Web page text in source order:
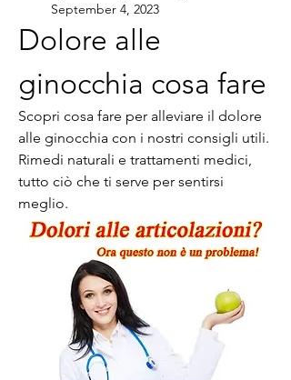
September 4, 2023
Dolore alle
ginocchia cosa fare
Scopri cosa fare per alleviare il dolore
alle ginocchia con i nostri consigli utili.
Rimedi naturali e trattamenti medici,
tutto ciò che ti serve per sentirsi
meglio.